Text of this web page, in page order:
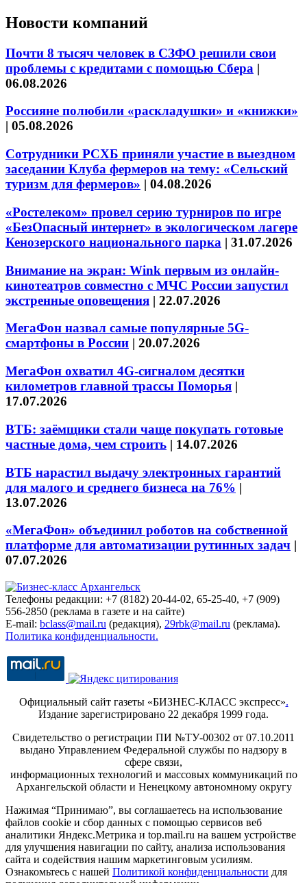
Новости компаний
Почти 8 тысяч человек в СЗФО решили свои
проблемы с кредитами с помощью Сбера |
06.08.2026
Россияне полюбили «раскладушки» и «книжки»
| 05.08.2026
Сотрудники РСХБ приняли участие в выездном
заседании Клуба фермеров на тему: «Сельский
туризм для фермеров» | 04.08.2026
«Ростелеком» провел серию турниров по игре
«БезОпасный интернет» в экологическом лагере
Кенозерского национального парка | 31.07.2026
Внимание на экран: Wink первым из онлайн-
кинотеатров совместно с МЧС России запустил
экстренные оповещения | 22.07.2026
МегаФон назвал самые популярные 5G-
смартфоны в России | 20.07.2026
МегаФон охватил 4G-сигналом десятки
километров главной трассы Поморья |
17.07.2026
ВТБ: заёмщики стали чаще покупать готовые
частные дома, чем строить | 14.07.2026
ВТБ нарастил выдачу электронных гарантий
для малого и среднего бизнеса на 76% |
13.07.2026
«МегаФон» объединил роботов на собственной
платформе для автоматизации рутинных задач |
07.07.2026
Телефоны редакции: +7 (8182) 20-44-02, 65-25-40, +7 (909)
556-2850 (реклама в газете и на сайте)
E-mail: bclass@mail.ru (редакция), 29rbk@mail.ru (реклама).
Политика конфиденциальности.
Официальный сайт газеты «БИЗНЕС-КЛАСС экспресс».
Издание зарегистрировано 22 декабря 1999 года.
Свидетельство о регистрации ПИ №ТУ-00302 от 07.10.2011
выдано Управлением Федеральной службы по надзору в
сфере связи,
информационных технологий и массовых коммуникаций по
Архангельской области и Ненецкому автономному округу
Нажимая “Принимаю”, вы соглашаетесь на использование
файлов cookie и сбор данных с помощью сервисов веб
аналитики Яндекс.Метрика и top.mail.ru на вашем устройстве
для улучшения навигации по сайту, анализа использования
сайта и содействия нашим маркетинговым усилиям.
Ознакомьтесь с нашей Политикой конфиденциальности для